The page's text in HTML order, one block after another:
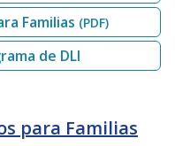
Familias (PDF)
de DLI
para Familias